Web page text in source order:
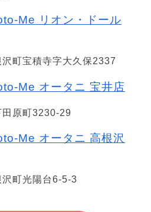
Me リオン・ドール
町宝積寺字大久保2337
Me オータニ 宝井店
原町3230-29
Me オータニ 高根沢
町光陽台6-5-3